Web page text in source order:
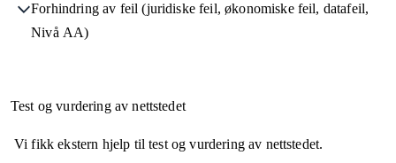
Forhindring av feil (juridiske feil, økonomiske feil, datafeil,
Nivå AA)
Test og vurdering av nettstedet
Vi fikk ekstern hjelp til test og vurdering av nettstedet.